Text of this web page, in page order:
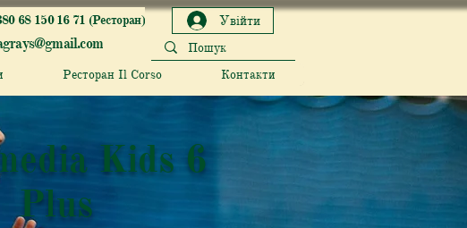
68 150 16 71 (Ресторан) Увійти
Ресторан Il Corso Контакти
Kids 6
Plus